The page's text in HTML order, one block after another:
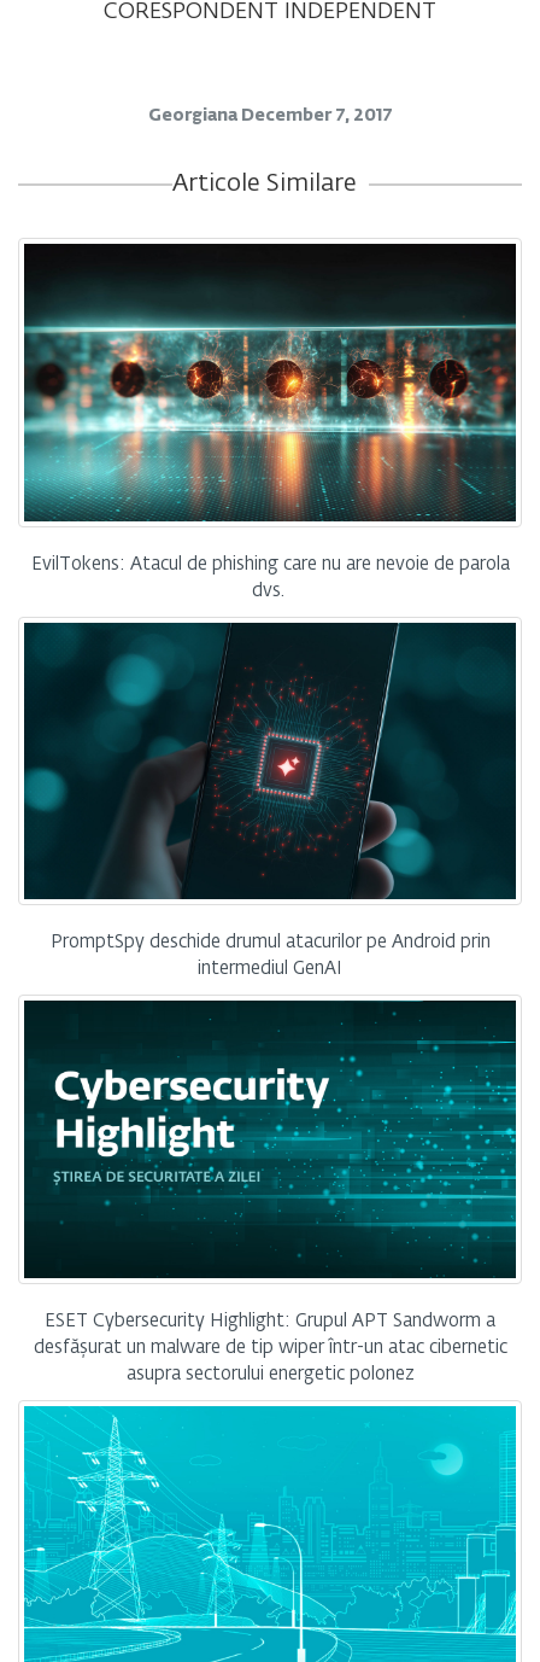
CORESPONDENT INDEPENDENT
Georgiana December 7, 2017
Articole Similare
EvilTokens: Atacul de phishing care nu are nevoie de parola
dvs.
PromptSpy deschide drumul atacurilor pe Android prin
intermediul GenAI
ESET Cybersecurity Highlight: Grupul APT Sandworm a
desfășurat un malware de tip wiper într-un atac cibernetic
asupra sectorului energetic polonez